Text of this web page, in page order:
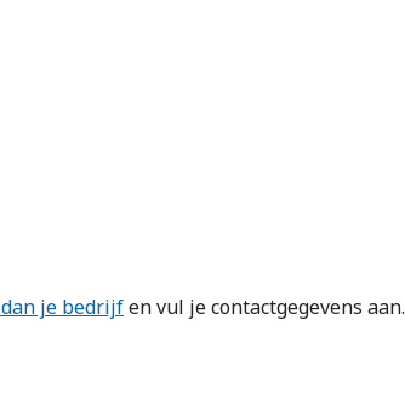
je bedrijfen vul je contactgegevens aan.